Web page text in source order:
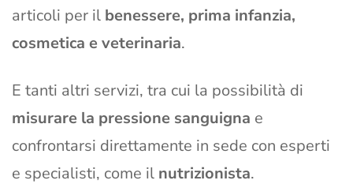
articoli per il benessere, prima infanzia,
cosmetica e veterinaria.
E tanti altri servizi, tra cui la possibilità di
misurare la pressione sanguigna e
confrontarsi direttamente in sede con esperti
e specialisti, come il nutrizionista.